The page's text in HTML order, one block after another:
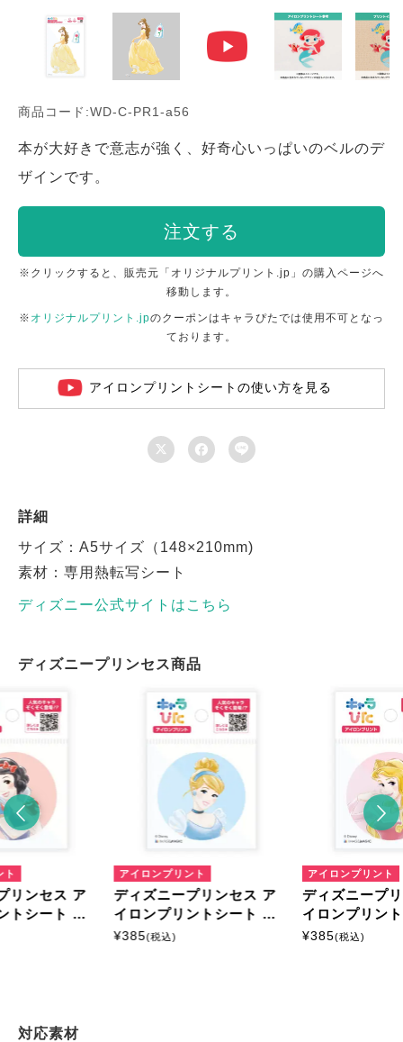
商品コード:WD-C-PR1-a56
本が大好きで意志が強く、好奇心いっぱいのベルのデ
ザインです。
注文する
※クリックすると、販売元「オリジナルプリント.jp」の購入ページへ
移動します。
※ オリジナルプリント.jpのクーポンはキャラぴたでは使用不可となっ
ております。
アイロンプリントシートの使い方を見る
  
詳細
サイズ：A5サイズ（148×210mm)
素材：専用熱転写シート
ディズニー公式サイトはこちら
ディズニープリンセス商品
ト
リンセス ア
トシート ミ
アイロンプリント
ディズニープリンセス ア
イロンプリントシート ミ
ニサイズ
¥385(税込)
アイロンプリント
ディズニープ
イロンプリン
ニサイズ
¥385(税込)
対応素材